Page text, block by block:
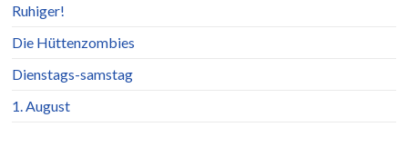
Ruhiger!
Die Hüttenzombies
Dienstags-samstag
1. August